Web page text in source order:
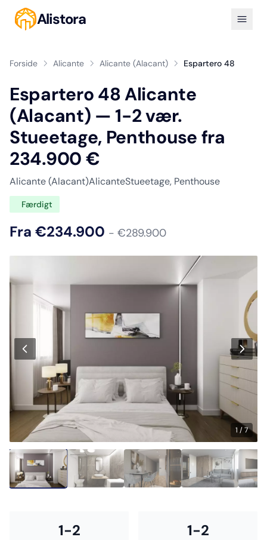
Alistora
Forside Alicante Alicante (Alacant) Espartero 48
Espartero 48 Alicante
(Alacant) — 1-2 vær.
Stueetage, Penthouse fra
234.900 €
Alicante (Alacant)AlicanteStueetage, Penthouse
Færdigt
Fra €234.900 - €289.900
1 / 7
1-2 1-2